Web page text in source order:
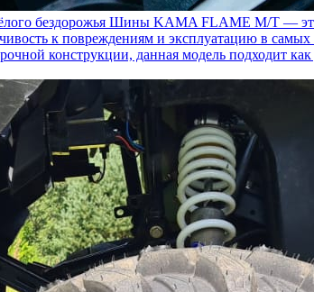
бездорожья Шины KAMA FLAME M/T — это
к повреждениям и эксплуатацию в
конструкции, данная модель подходит